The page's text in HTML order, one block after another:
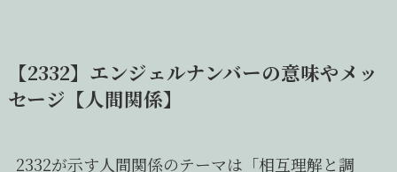
【2332】エンジェルナンバーの意味やメッ
セージ【人間関係】
2332が示す人間関係のテーマは「相互理解と調